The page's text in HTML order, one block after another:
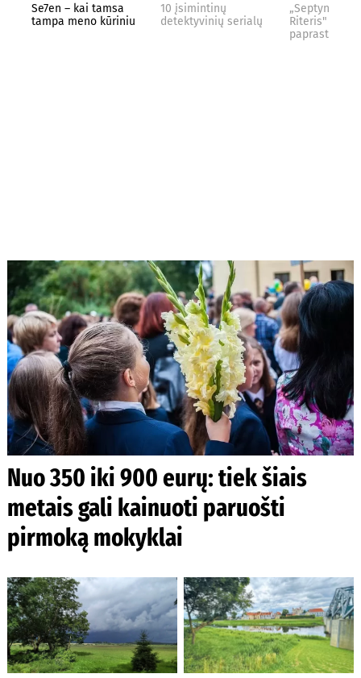
Se7en – kai tamsa
tampa meno kūriniu
10 įsimintinų
detektyvinių serialų
„Septynių
Riteris" – kai
paprastumas
Nuo 350 iki 900 eurų: tiek šiais
metais gali kainuoti paruošti
pirmoką mokyklai